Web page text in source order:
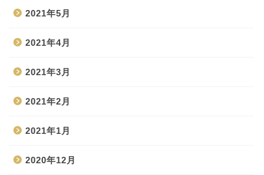
2021年5月
2021年4月
2021年3月
2021年2月
2021年1月
2020年12月